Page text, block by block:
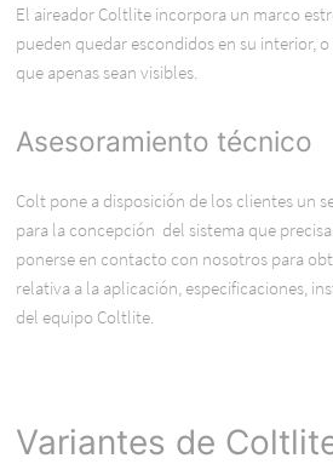
El aireador Coltlite incorpora un marco
pueden quedar escondidos en su interior,
que apenas sean visibles.
Asesoramiento técnico
Colt pone a disposición de los clientes un
para la concepción del sistema que
ponerse en contacto con nosotros para
relativa a la aplicación, especificaciones,
del equipo Coltlite.
Variantes de